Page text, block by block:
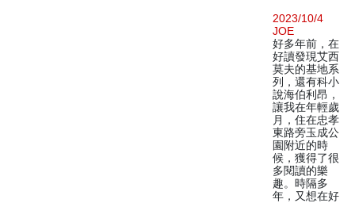
2023/10/4
JOE
好多年前，在
好讀發現艾西
莫夫的基地系
列，還有科小
說海伯利昂，
讓我在年輕歲
月，住在忠孝
東路旁玉成公
園附近的時
候，獲得了很
多閱讀的樂
趣。時隔多
年，又想在好